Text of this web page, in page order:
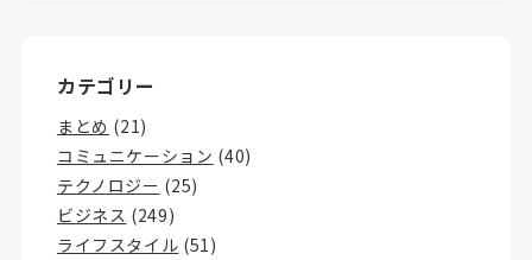
カテゴリー
まとめ (21)
コミュニケーション (40)
テクノロジー (25)
ビジネス (249)
ライフスタイル (51)